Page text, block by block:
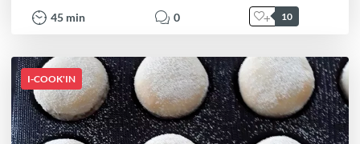
45 min 0 10
I-COOK'IN